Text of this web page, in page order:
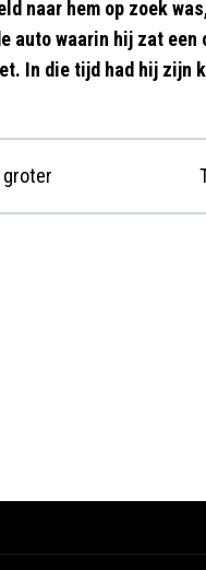
naar hem op zoek
auto waarin hij zat
In die tijd had hij zijn